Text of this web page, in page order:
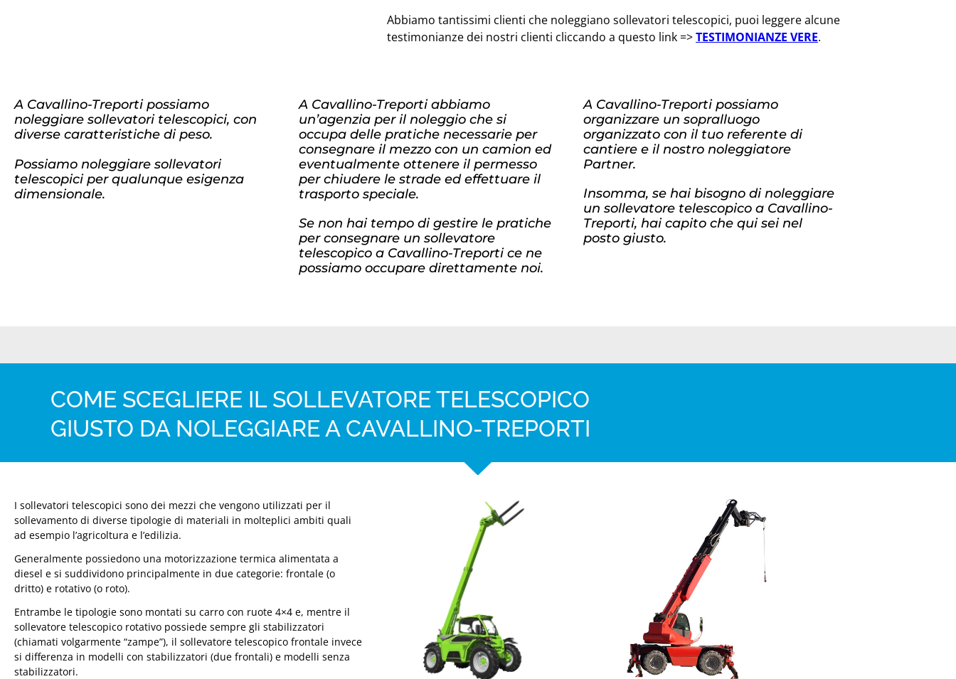
Abbiamo tantissimi clienti che noleggiano sollevatori telescopici, puoi leggere alcune
testimonianze dei nostri clienti cliccando a questo link =>TESTIMONIANZE VERE.
A Cavallino-Treporti possiamo
noleggiare sollevatori telescopici, con
diverse caratteristiche di peso.
Possiamo noleggiare sollevatori
telescopici per qualunque esigenza
dimensionale.
A Cavallino-Treporti abbiamo
un’agenzia per il noleggio che si
occupa delle pratiche necessarie per
consegnare il mezzo con un camion ed
eventualmente ottenere il permesso
per chiudere le strade ed effettuare il
trasporto speciale.
Se non hai tempo di gestire le pratiche
per consegnare un sollevatore
telescopico a Cavallino-Treporti ce ne
possiamo occupare direttamente noi.
A Cavallino-Treporti possiamo
organizzare un sopralluogo
organizzato con il tuo referente di
cantiere e il nostro noleggiatore
Partner.
Insomma, se hai bisogno di noleggiare
un sollevatore telescopico a Cavallino-
Treporti, hai capito che qui sei nel
posto giusto.
COME SCEGLIERE IL SOLLEVATORE TELESCOPICO
GIUSTO DA NOLEGGIARE A CAVALLINO-TREPORTI
I sollevatori telescopici sono dei mezzi che vengono utilizzati per il
sollevamento di diverse tipologie di materiali in molteplici ambiti quali
ad esempio l’agricoltura e l’edilizia.
Generalmente possiedono una motorizzazione termica alimentata a
diesel e si suddividono principalmente in due categorie: frontale (o
dritto) e rotativo (o roto).
Entrambe le tipologie sono montati su carro con ruote 4×4 e, mentre il
sollevatore telescopico rotativo possiede sempre gli stabilizzatori
(chiamati volgarmente “zampe”), il sollevatore telescopico frontale invece
si differenza in modelli con stabilizzatori (due frontali) e modelli senza
stabilizzatori.